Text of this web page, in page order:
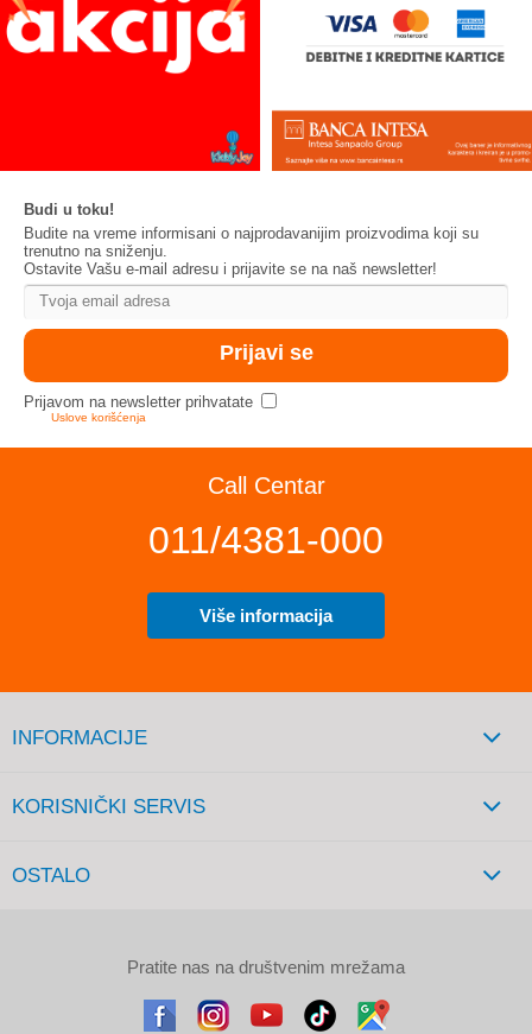
Budi u toku!
Budite na vreme informisani o najprodavanijim proizvodima koji su
trenutno na sniženju.
Ostavite Vašu e-mail adresu i prijavite se na naš newsletter!
Prijavom na newsletter prihvatate
Uslove korišćenja
Call Centar
011/4381-000
Više informacija
INFORMACIJE
KORISNIČKI SERVIS
OSTALO
Pratite nas na društvenim mrežama